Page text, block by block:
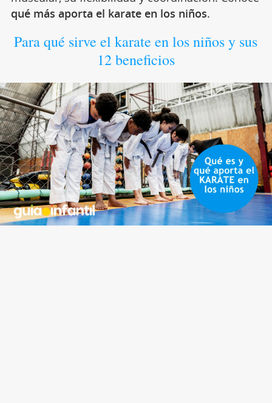
qué más aporta el karate en los niños.
Para qué sirve el karate en los niños y sus
12 beneficios